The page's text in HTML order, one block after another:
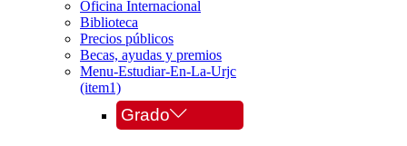
Oficina Internacional
Biblioteca
Precios públicos
Becas, ayudas y premios
Menu-Estudiar-En-La-Urjc
(item1)
Grado